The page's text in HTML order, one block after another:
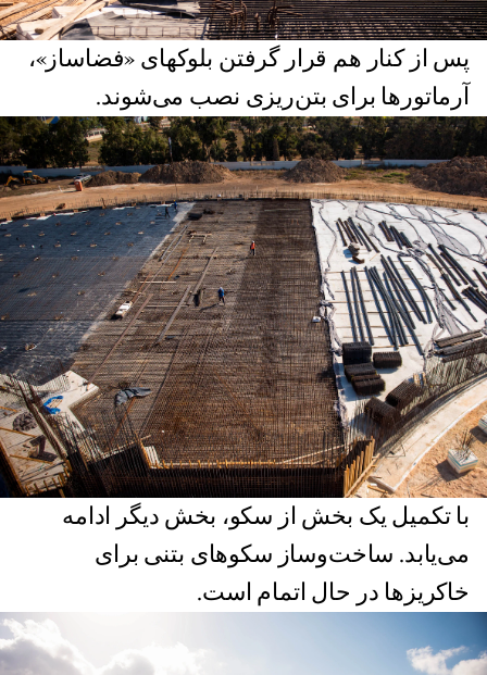
پس از کنار هم قرار گرفتن بلوکهای «فضاساز»،
آرماتورها برای بتن‌ریزی نصب می‌شوند.
با تکمیل یک بخش از سکو، بخش دیگر ادامه
می‌یابد. ساخت‌و‌ساز سکوهای بتنی برای
خاکریزها در حال اتمام است.